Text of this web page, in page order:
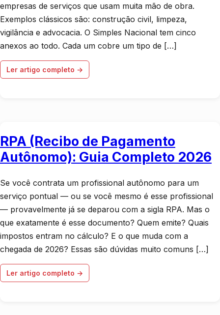
empresas de serviços que usam muita mão de obra.
Exemplos clássicos são: construção civil, limpeza,
vigilância e advocacia. O Simples Nacional tem cinco
anexos ao todo. Cada um cobre um tipo de […]
Ler artigo completo →
RPA (Recibo de Pagamento
Autônomo): Guia Completo 2026
Se você contrata um profissional autônomo para um
serviço pontual — ou se você mesmo é esse profissional
— provavelmente já se deparou com a sigla RPA. Mas o
que exatamente é esse documento? Quem emite? Quais
impostos entram no cálculo? E o que muda com a
chegada de 2026? Essas são dúvidas muito comuns […]
Ler artigo completo →